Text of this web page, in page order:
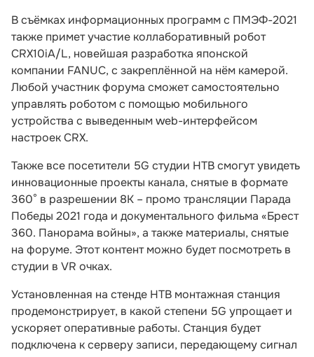
В съёмках информационных программ с ПМЭФ-2021
также примет участие коллаборативный робот
CRX10iA/L, новейшая разработка японской
компании FANUC, с закреплённой на нём камерой.
Любой участник форума сможет самостоятельно
управлять роботом с помощью мобильного
устройства с выведенным web-интерфейсом
настроек CRX.
Также все посетители 5G студии НТВ смогут увидеть
инновационные проекты канала, снятые в формате
360° в разрешении 8K – промо трансляции Парада
Победы 2021 года и документального фильма «Брест
360. Панорама войны», а также материалы, снятые
на форуме. Этот контент можно будет посмотреть в
студии в VR очках.
Установленная на стенде НТВ монтажная станция
продемонстрирует, в какой степени 5G упрощает и
ускоряет оперативные работы. Станция будет
подключена к серверу записи, передающему сигнал